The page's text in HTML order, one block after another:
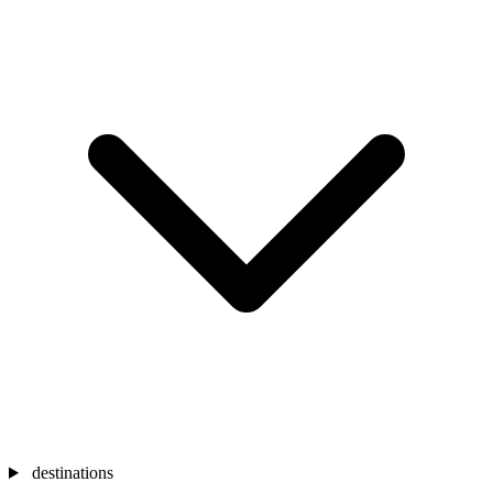
destinations